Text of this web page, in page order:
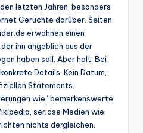
letzten Jahren, besonders
Gerüchte darüber. Seiten
erwähnen einen
ihn angeblich aus der
haben soll. Aber halt: Bei
Details. Kein Datum,
Statements.
wie “bemerkenswerte
seriöse Medien wie
nichts dergleichen.